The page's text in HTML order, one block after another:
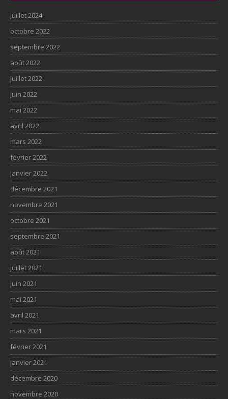
juillet 2024
octobre 2022
septembre 2022
août 2022
juillet 2022
juin 2022
mai 2022
avril 2022
mars 2022
février 2022
janvier 2022
décembre 2021
novembre 2021
octobre 2021
septembre 2021
août 2021
juillet 2021
juin 2021
mai 2021
avril 2021
mars 2021
février 2021
janvier 2021
décembre 2020
novembre 2020